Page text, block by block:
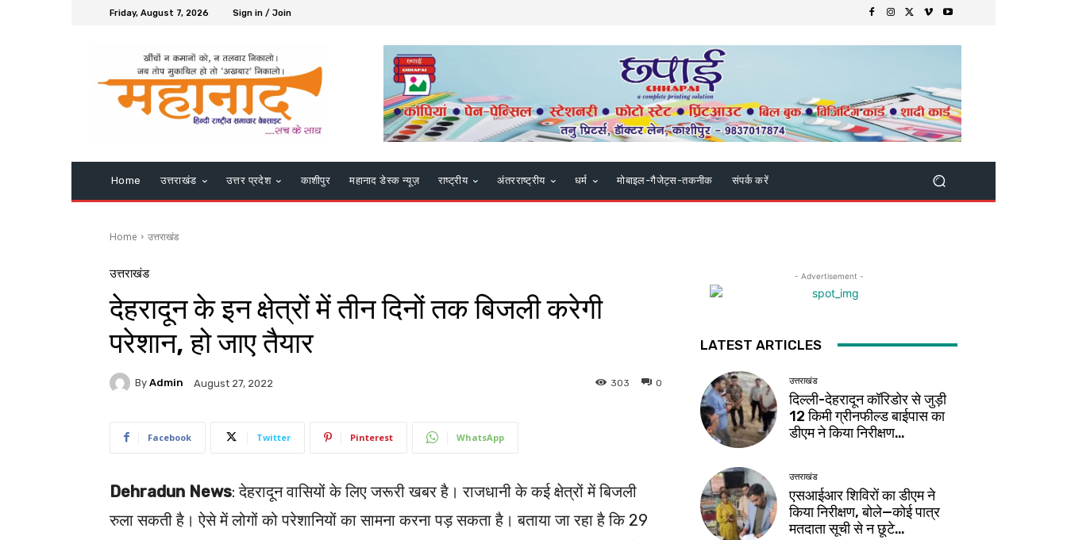
Friday, August 7, 2026 Sign in / Join
Home उत्तराखंड उत्तर प्रदेश काशीपुर महानाद डेस्क न्यूज़ राष्ट्रीय अंतरराष्ट्रीय धर्म मोबाइल-गैजेट्स-तकनीक संपर्क करें
Home उत्तराखंड
उत्तराखंड
देहरादून के इन क्षेत्रों में तीन दिनों तक बिजली करेगी
परेशान, हो जाए तैयार
By Admin August 27, 2022 0
303
Facebook Twitter Pinterest WhatsApp
Dehradun News: देहरादून वासियों के लिए जरूरी खबर है। राजधानी के कई क्षेत्रों में बिजली
रुला सकती है। ऐसे में लोगों को परेशानियों का सामना करना पड़ सकता है। बताया जा रहा है कि 29
- Advertisement -
LATEST ARTICLES
उत्तराखंड
दिल्ली-देहरादून कॉरिडोर से जुड़ी
12 किमी ग्रीनफील्ड बाईपास का
डीएम ने किया निरीक्षण…
उत्तराखंड
एसआईआर शिविरों का डीएम ने
किया निरीक्षण, बोले—कोई पात्र
मतदाता सूची से न छूटे…